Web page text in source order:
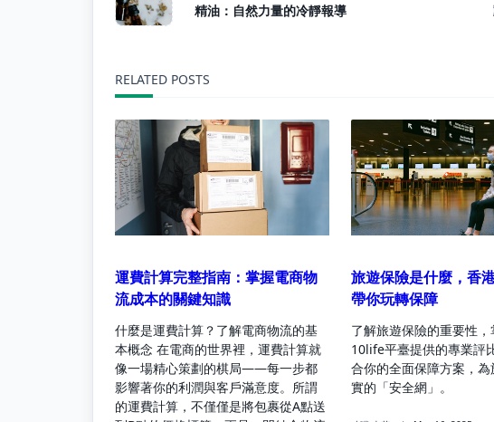
class="nav-
subtitle
screen-
reader-
text">Page</span>
精油：自然力量的冷靜報導
RELATED POSTS
運費計算完整指南：掌握電商物
流成本的關鍵知識
什麼是運費計算？了解電商物流的基
本概念 在電商的世界裡，運費計算就
像一場精心策劃的棋局——每一步都
影響著你的利潤與客戶滿意度。所謂
的運費計算，不僅僅是將包裹從A點送
旅遊保險是什麼，香
帶你玩轉保障
了解旅遊保險的重要性
10life平臺提供的專業評
合你的全面保障方案，為
實的「安全網」。